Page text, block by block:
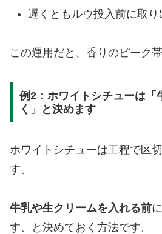
遅くともルウ投入前に取り
この運用だと、香りのピーク
例2：ホワイトシチューは「
く」と決めます
ホワイトシチューは工程で区
す。
牛乳や生クリームを入れる前
す、と決めておく方法です。